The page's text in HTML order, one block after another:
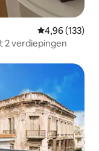
Gemiddelde
4,96 (133)
2 verdiepingen